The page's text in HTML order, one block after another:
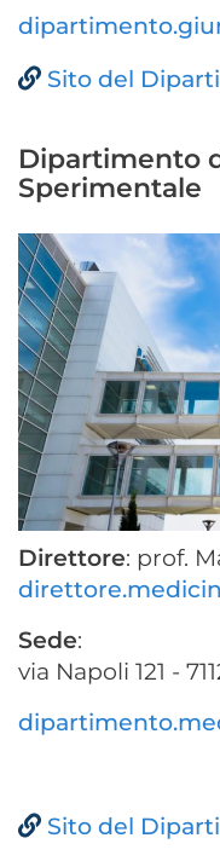
Sito del
Dipartimento
Sperimentale
Direttore: prof.
Sede:
via Napoli 121 -
Sito del